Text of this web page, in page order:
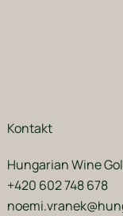
Kontakt
Hungarian Wine
+420 602 748 678